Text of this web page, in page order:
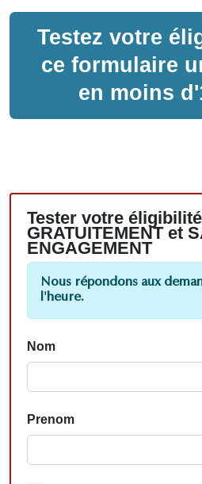
Testez votre
ce formulaire
en moins
Tester votre éligibilité
GRATUITEMENT et
ENGAGEMENT
Nous répondons aux
l'heure.
Nom
Prenom